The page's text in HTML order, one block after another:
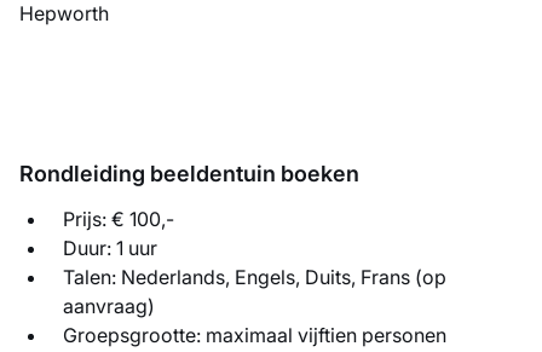
Hepworth
Rondleiding beeldentuin boeken
Prijs: € 100,-
Duur: 1 uur
Talen: Nederlands, Engels, Duits, Frans (op
aanvraag)
Groepsgrootte: maximaal vijftien personen